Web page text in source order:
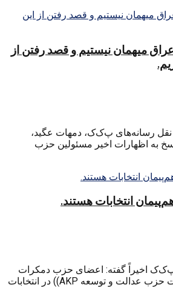
میهمان نیستیم و قصد رفتن از
نقل رسانه‌های پ‌ک‌ک، دمهات عگید،
به اظهارات اخیر مسئولین حزب
پ‌ک‌ک اخیراً گفته: اعضای حزب دمکرات
کردستان (KDP)در لیست حزب عدالت و توسعه AKP)) در انتخابات